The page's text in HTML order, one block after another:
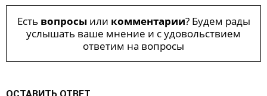
Есть вопросыили комментарии? Будем рады
услышать ваше мнение и с удовольствием
ответим на вопросы